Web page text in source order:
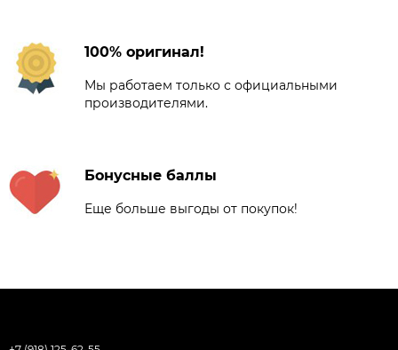
100% оригинал!
Мы работаем только с официальными
производителями.
Бонусные баллы
Еще больше выгоды от покупок!